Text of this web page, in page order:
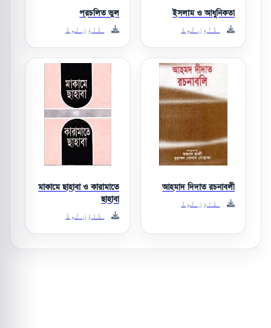
ইসলাম ও আধুনিকতা
ڈاؤن لوڈ
প্রচলিত ভুল
ڈاؤن لوڈ
আহমাদ দিদাত রচনাবলী
ڈاؤن لوڈ
মাকামে ছাহাবা ও কারামাতে
ছাহাবা
ڈاؤن لوڈ